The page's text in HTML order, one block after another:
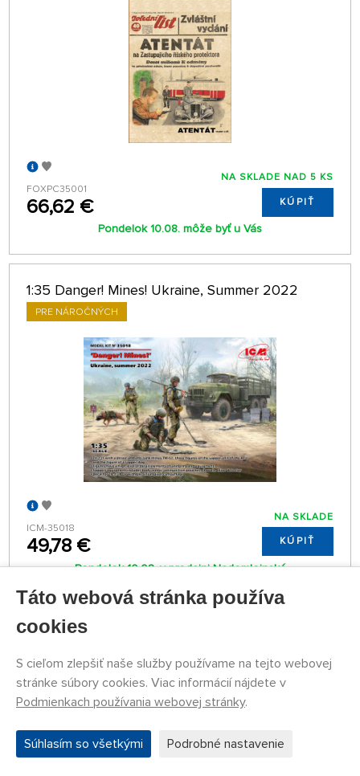
FOXPC35001
66,62 €
NA SKLADE NAD 5 KS
KÚPIŤ
Pondelok 10.08. môže byť u Vás
1:35 Danger! Mines! Ukraine, Summer 2022
PRE NÁROČNÝCH
ICM-35018
49,78 €
NA SKLADE
KÚPIŤ
Pondelok 10.08. v predajni Nademlejnská
1 2
Táto webová stránka používa
cookies
S cieľom zlepšiť naše služby používame na tejto webovej
stránke súbory cookies. Viac informácií nájdete v
Podmienkach používania webovej stránky.
Súhlasím so všetkými Podrobné nastavenie